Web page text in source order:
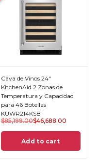
Cava de Vinos 24"
KitchenAid 2 Zonas de
Temperatura y Capacidad
para 46 Botellas
KUWR214KSB
$85,199.00$46,688.00
Add to cart